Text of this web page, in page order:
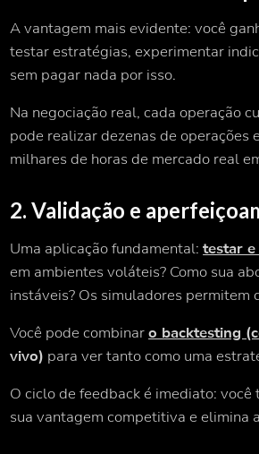
A vantagem mais evidente: você
testar estratégias, experimentar
sem pagar nada por isso.
Na negociação real, cada operação
pode realizar dezenas de
milhares de horas de mercado real
2. Validação e
Uma aplicação fundamental:testar
em ambientes voláteis? Como sua
instáveis? Os simuladores permitem
Você pode combinaro backtesting
vivo) para ver tanto como uma
O ciclo de feedback é imediato:
sua vantagem competitiva e elimina